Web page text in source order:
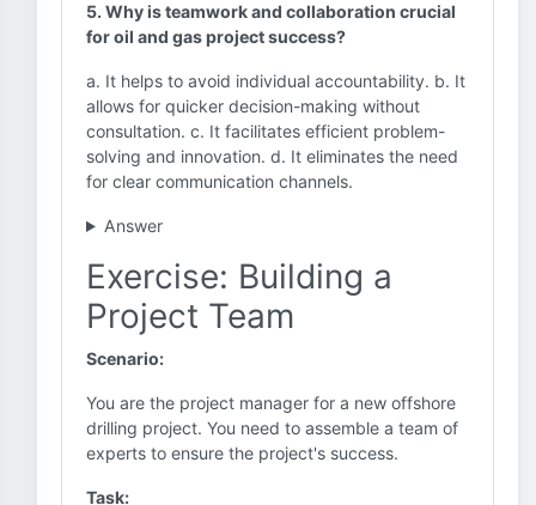
5. Why is teamwork and collaboration crucial
for oil and gas project success?
a. It helps to avoid individual accountability. b. It
allows for quicker decision-making without
consultation. c. It facilitates efficient problem-
solving and innovation. d. It eliminates the need
for clear communication channels.
Answer
Exercise: Building a
Project Team
Scenario:
You are the project manager for a new offshore
drilling project. You need to assemble a team of
experts to ensure the project's success.
Task: